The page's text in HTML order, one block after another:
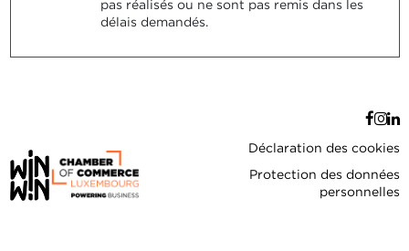
pas réalisés ou ne sont pas remis dans les
délais demandés.
Déclaration des cookies
Protection des données
personnelles